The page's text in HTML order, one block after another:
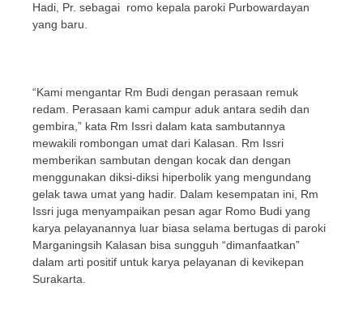
Hadi, Pr. sebagai romo kepala paroki Purbowardayan
yang baru.
“Kami mengantar Rm Budi dengan perasaan remuk
redam. Perasaan kami campur aduk antara sedih dan
gembira,” kata Rm Issri dalam kata sambutannya
mewakili rombongan umat dari Kalasan. Rm Issri
memberikan sambutan dengan kocak dan dengan
menggunakan diksi-diksi hiperbolik yang mengundang
gelak tawa umat yang hadir. Dalam kesempatan ini, Rm
Issri juga menyampaikan pesan agar Romo Budi yang
karya pelayanannya luar biasa selama bertugas di paroki
Marganingsih Kalasan bisa sungguh “dimanfaatkan”
dalam arti positif untuk karya pelayanan di kevikepan
Surakarta.